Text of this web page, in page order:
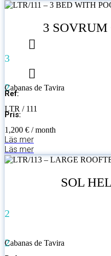
3
3
2
Cabanas de Tavira
Ref:
LTR / 111
Pris:
1,200 € / month
Läs mer
Läs mer
SOL
2
2
Cabanas de Tavira